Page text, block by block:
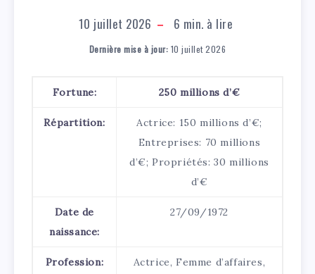
10 juillet 2026 6 min. à lire
Dernière mise à jour: 10 juillet 2026
Fortune: 250 millions d’€
Répartition:
Actrice: 150 millions d’€;
Entreprises: 70 millions
d’€; Propriétés: 30 millions
d’€
Date de
naissance:
27/09/1972
Profession:
Actrice, Femme d’affaires,